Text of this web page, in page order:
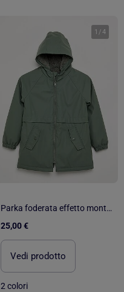
1 /4
Parka foderata effetto montone
25,00 €
Vedi prodotto
2 colori